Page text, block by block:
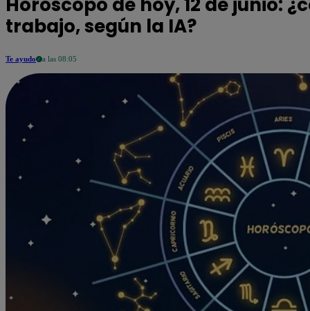
trabajo, según la IA?
Te ayudo a las 08:05